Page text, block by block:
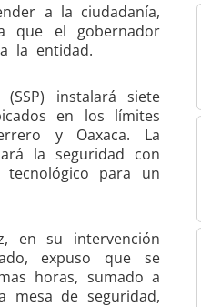
a la ciudadanía,
que el gobernador
la entidad.
instalará siete
en los límites
y Oaxaca. La
la seguridad con
para un
en su intervención
expuso que se
horas, sumado a
mesa de seguridad,